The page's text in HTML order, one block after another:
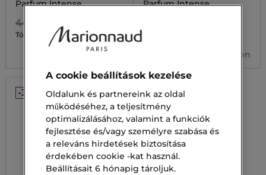
Parfum Intense
44 900,00 Ft
Tól 31 430,00 Ft
2 kiszerelésben
Parfum Intense
2 kiszerelésben
-30%
A cookie beállítások kezelése
Oldalunk és partnereink az oldal
működéséhez, a teljesítmény
optimalizálásához, valamint a funkciók
fejlesztése és/vagy személyre szabása és
a releváns hirdetések biztosítása
érdekében cookie -kat használ.
Beállításait 6 hónapig tároljuk.